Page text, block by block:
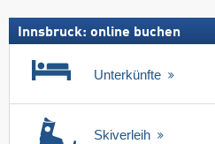
Innsbruck: online buchen
Unterkünfte
Skiverleih